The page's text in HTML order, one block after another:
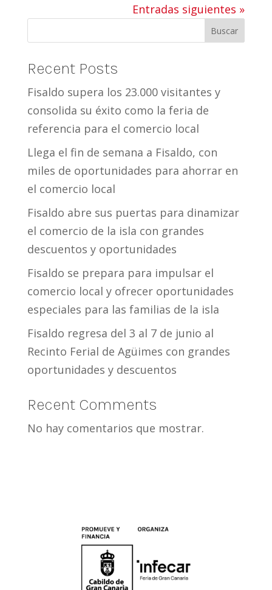
Entradas siguientes »
Buscar
Recent Posts
Fisaldo supera los 23.000 visitantes y
consolida su éxito como la feria de
referencia para el comercio local
Llega el fin de semana a Fisaldo, con
miles de oportunidades para ahorrar en
el comercio local
Fisaldo abre sus puertas para dinamizar
el comercio de la isla con grandes
descuentos y oportunidades
Fisaldo se prepara para impulsar el
comercio local y ofrecer oportunidades
especiales para las familias de la isla
Fisaldo regresa del 3 al 7 de junio al
Recinto Ferial de Agüimes con grandes
oportunidades y descuentos
Recent Comments
No hay comentarios que mostrar.